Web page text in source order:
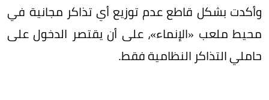
وأكدت بشكل قاطع عدم توزيع أي تذاكر مجانية في
محيط ملعب «الإنماء»، على أن يقتصر الدخول على
حاملي التذاكر النظامية فقط.